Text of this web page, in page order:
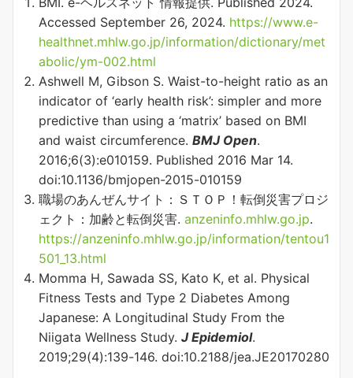
Accessed September 26, 2024. https://www.e-
healthnet.mhlw.go.jp/information/dictionary/met
abolic/ym-002.html
Ashwell M, Gibson S. Waist-to-height ratio as an
indicator of ‘early health risk’: simpler and more
predictive than using a ‘matrix’ based on BMI
and waist circumference. BMJ Open.
2016;6(3):e010159. Published 2016 Mar 14.
doi:10.1136/bmjopen-2015-010159
職場のあんぜんサイト：ＳＴＯＰ！転倒災害プロジ
ェクト：加齢と転倒災害. anzeninfo.mhlw.go.jp.
https://anzeninfo.mhlw.go.jp/information/tentou1
501_13.html
Momma H, Sawada SS, Kato K, et al. Physical
Fitness Tests and Type 2 Diabetes Among
Japanese: A Longitudinal Study From the
Niigata Wellness Study. J Epidemiol.
2019;29(4):139-146. doi:10.2188/jea.JE20170280